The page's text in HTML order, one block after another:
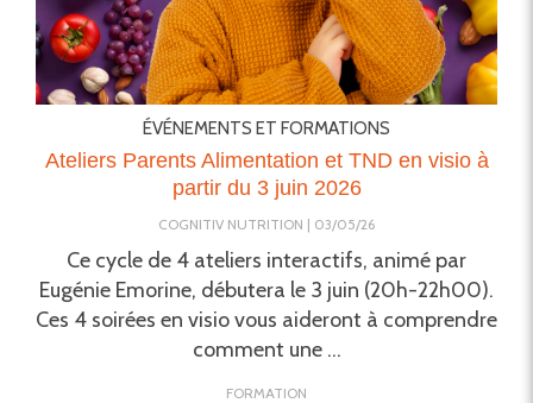
ÉVÉNEMENTS ET FORMATIONS
Ateliers Parents Alimentation et TND en visio à
partir du 3 juin 2026
COGNITIV NUTRITION 03/05/26
Ce cycle de 4 ateliers interactifs, animé par
Eugénie Emorine, débutera le 3 juin (20h-22h00).
Ces 4 soirées en visio vous aideront à comprendre
comment une ...
FORMATION